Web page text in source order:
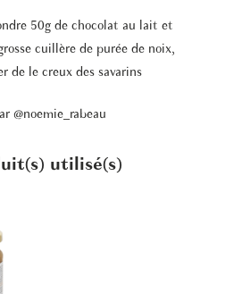
50g de chocolat au lait et
cuillère de purée de noix,
de le creux des savarins
@noemie_rabeau
utilisé(s)